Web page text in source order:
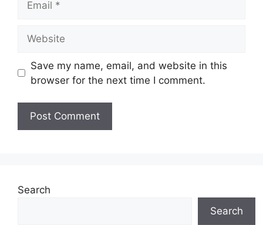
Save my name, email, and website in this
browser for the next time I comment.
Search
Search